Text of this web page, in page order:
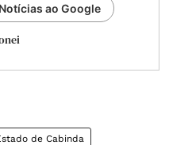
ao Google
de Cabinda